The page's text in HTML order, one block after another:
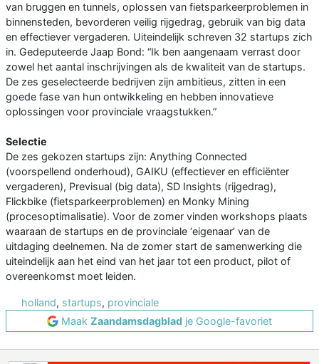
van bruggen en tunnels, oplossen van fietsparkeerproblemen in
binnensteden, bevorderen veilig rijgedrag, gebruik van big data
en effectiever vergaderen. Uiteindelijk schreven 32 startups zich
in. Gedeputeerde Jaap Bond: “Ik ben aangenaam verrast door
zowel het aantal inschrijvingen als de kwaliteit van de startups.
De zes geselecteerde bedrijven zijn ambitieus, zitten in een
goede fase van hun ontwikkeling en hebben innovatieve
oplossingen voor provinciale vraagstukken.”
Selectie
De zes gekozen startups zijn: Anything Connected
(voorspellend onderhoud), GAIKU (effectiever en efficiënter
vergaderen), Previsual (big data), SD Insights (rijgedrag),
Flickbike (fietsparkeerproblemen) en Monky Mining
(procesoptimalisatie). Voor de zomer vinden workshops plaats
waaraan de startups en de provinciale ‘eigenaar’ van de
uitdaging deelnemen. Na de zomer start de samenwerking die
uiteindelijk aan het eind van het jaar tot een product, pilot of
overeenkomst moet leiden.
holland, startups, provinciale
Maak Zaandamsdagblad je Google-favoriet